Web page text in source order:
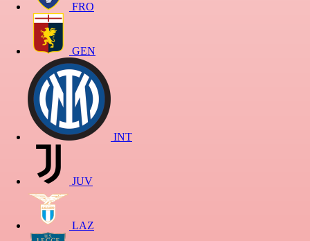
FRO
GEN
INT
JUV
LAZ